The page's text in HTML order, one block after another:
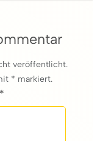
veröffentlicht.
* markiert.